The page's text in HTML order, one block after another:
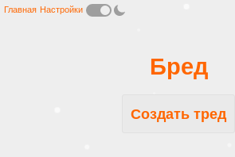
Главная Настройки
Бред
Создать тред